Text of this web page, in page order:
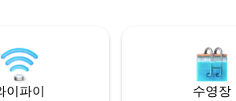
) - 헬스장
도
리
빠
이파이 수영장